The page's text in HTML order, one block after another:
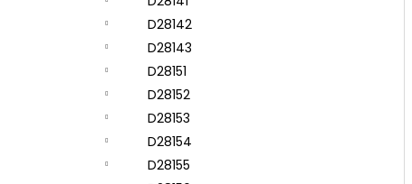
D28142
D28143
D28151
D28152
D28153
D28154
D28155